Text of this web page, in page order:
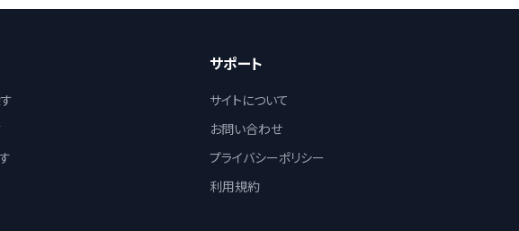
サポート
サイトについて
お問い合わせ
プライバシーポリシー
利用規約